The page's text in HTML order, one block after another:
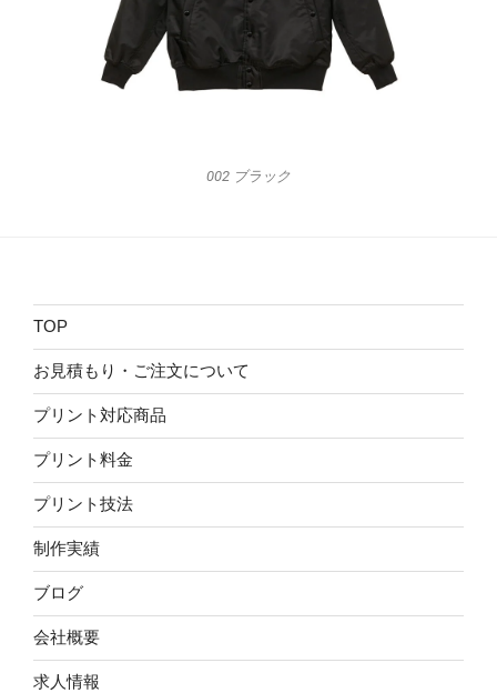
002 ブラック
TOP
お見積もり・ご注文について
プリント対応商品
プリント料金
プリント技法
制作実績
ブログ
会社概要
求人情報